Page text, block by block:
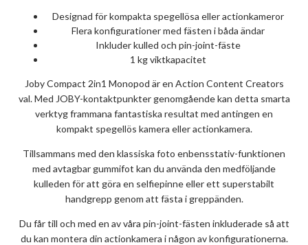
Designad för kompakta spegellösa eller actionkameror
Flera konfigurationer med fästen i båda ändar
Inkluder kulled och pin-joint-fäste
1 kg viktkapacitet
Joby Compact 2in1 Monopod är en Action Content Creators
val. Med JOBY-kontaktpunkter genomgående kan detta smarta
verktyg frammana fantastiska resultat med antingen en
kompakt spegellös kamera eller actionkamera.
Tillsammans med den klassiska foto enbensstativ-funktionen
med avtagbar gummifot kan du använda den medföljande
kulleden för att göra en selfiepinne eller ett superstabilt
handgrepp genom att fästa i greppänden.
Du får till och med en av våra pin-joint-fästen inkluderade så att
du kan montera din actionkamera i någon av konfigurationerna.